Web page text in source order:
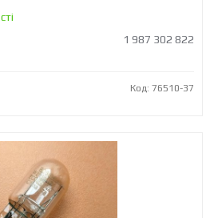
1 987 302 822
Код: 76510-37